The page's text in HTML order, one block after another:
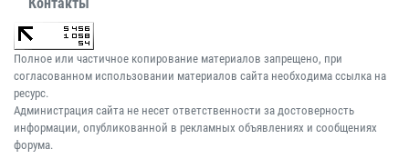
Полное или частичное копирование материалов запрещено, при
согласованном использовании материалов сайта необходима ссылка на
ресурс.
Администрация сайта не несет ответственности за достоверность
информации, опубликованной в рекламных объявлениях и сообщениях
форума.